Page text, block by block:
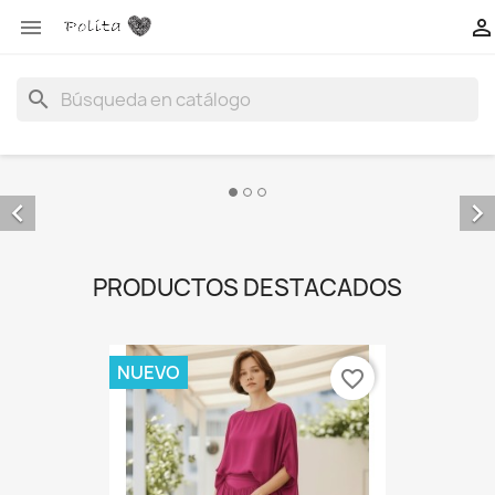
 
search
 
PRODUCTOS DESTACADOS
NUEVO favorite_border